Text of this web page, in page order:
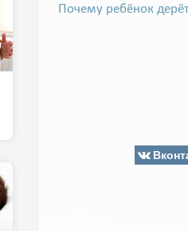
Почему ребёнок